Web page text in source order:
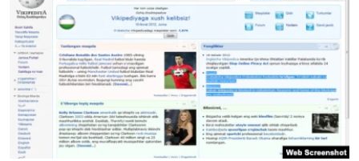
Озодлик бошқа тилларда